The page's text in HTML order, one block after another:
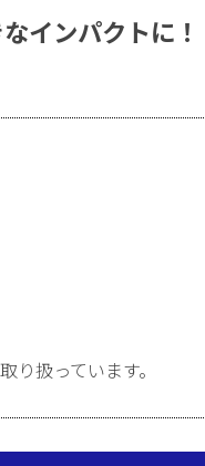
インパクトに！
扱っています。